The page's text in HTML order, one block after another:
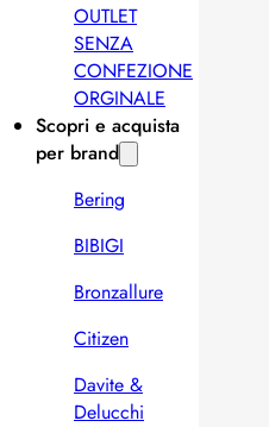
OUTLET
SENZA
CONFEZIONE
ORGINALE
Scopri e acquista
per brand
Bering
BIBIGI
Bronzallure
Citizen
Davite &
Delucchi